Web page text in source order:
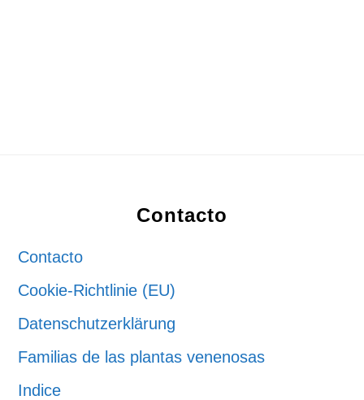
Contacto
Contacto
Cookie-Richtlinie (EU)
Datenschutzerklärung
Familias de las plantas venenosas
Indice